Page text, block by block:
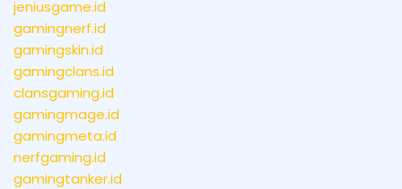
jeniusgame.id
gamingnerf.id
gamingskin.id
gamingclans.id
clansgaming.id
gamingmage.id
gamingmeta.id
nerfgaming.id
gamingtanker.id